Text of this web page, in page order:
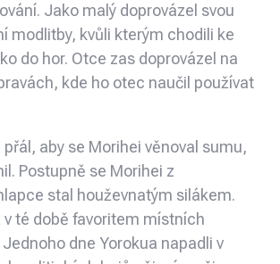
Jako malý doprovázel svou
modlitby, kvůli kterým chodili ke
do hor. Otce zas doprovázel na
kde ho otec naučil používat
přál, aby se Morihei věnoval sumu,
Postupně se Morihei z
stal houževnatým silákem.
v té době favoritem místních
dne Yorokua napadli v